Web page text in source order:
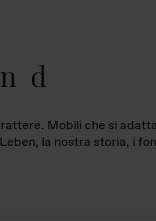
Mobili che si
la nostra storia, i